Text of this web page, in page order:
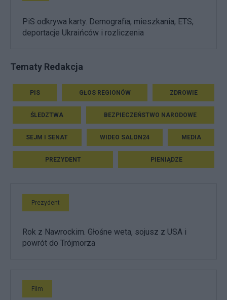
PiS odkrywa karty. Demografia, mieszkania, ETS,
deportacje Ukraińców i rozliczenia
Tematy Redakcja
PIS GŁOS REGIONÓW ZDROWIE
ŚLEDZTWA BEZPIECZEŃSTWO NARODOWE
SEJM I SENAT WIDEO SALON24 MEDIA
PREZYDENT PIENIĄDZE
Prezydent
Rok z Nawrockim. Głośne weta, sojusz z USA i
powrót do Trójmorza
Film